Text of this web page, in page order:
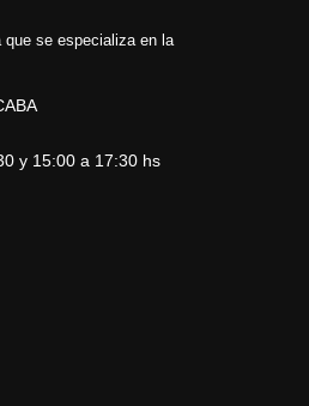
que se especializa en la
y 15:00 a 17:30 hs